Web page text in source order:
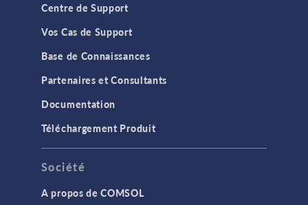
Centre de Support
Vos Cas de Support
Base de Connaissances
Partenaires et Consultants
Documentation
Téléchargement Produit
Société
A propos de COMSOL